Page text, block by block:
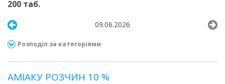
200 таб.
09.06.2026
Розподіл за категоріями
АМІАКУ РОЗЧИН 10 %